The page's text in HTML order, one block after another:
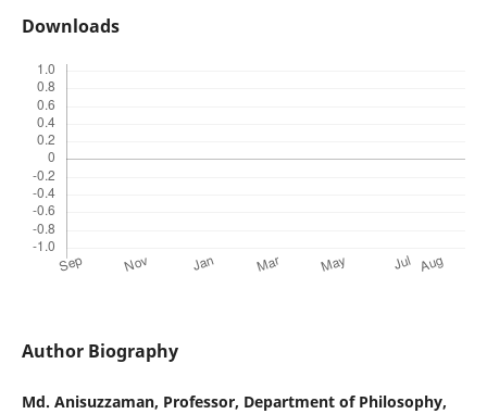
Downloads
Author Biography
Md. Anisuzzaman, Professor, Department of Philosophy,